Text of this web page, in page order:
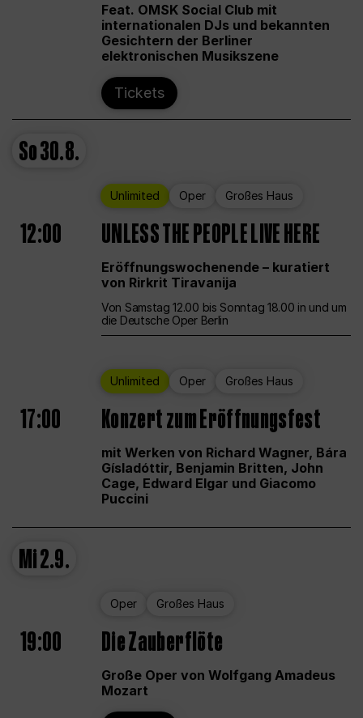
Feat. OMSK Social Club mit
internationalen DJs und bekannten
Gesichtern der Berliner
elektronischen Musikszene
Tickets
So30.8.
Unlimited Oper Großes Haus
12:00 UNLESS THE PEOPLE LIVE HERE
Eröffnungswochenende – kuratiert
von Rirkrit Tiravanija
Von Samstag 12.00 bis Sonntag 18.00 in und um
die Deutsche Oper Berlin
Unlimited Oper Großes Haus
17:00 Konzert zum Eröffnungsfest
mit Werken von Richard Wagner, Bára
Gísladóttir, Benjamin Britten, John
Cage, Edward Elgar und Giacomo
Puccini
Mi2.9.
Oper Großes Haus
19:00 Die Zauberflöte
Große Oper von Wolfgang Amadeus
Mozart